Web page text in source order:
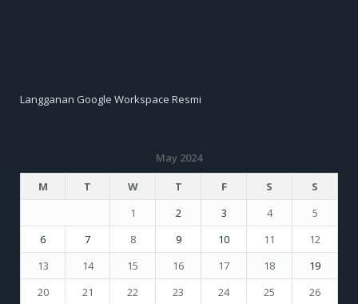
Langganan Google Workspace Resmi
May 2024
M
T W T F S
S
1
2 3 4
5
6
7 8 9 10 11
12
13
14 15 16 17 18
19
20
21 22 23 24 25
26